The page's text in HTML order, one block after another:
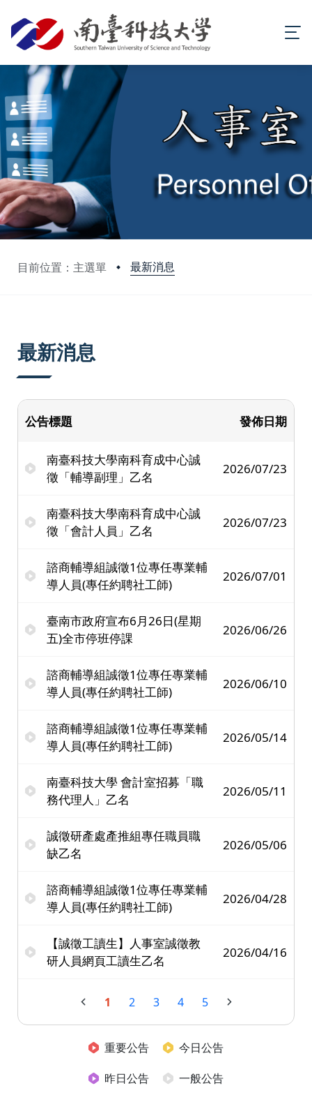
目前位置：主選單 最新消息
最新消息
公告標題 發佈日期
南臺科技大學南科育成中心誠
徵「輔導副理」乙名
2026/07/23
南臺科技大學南科育成中心誠
徵「會計人員」乙名
2026/07/23
諮商輔導組誠徵1位專任專業輔
導人員(專任約聘社工師)
2026/07/01
臺南市政府宣布6月26日(星期
五)全市停班停課
2026/06/26
諮商輔導組誠徵1位專任專業輔
導人員(專任約聘社工師)
2026/06/10
諮商輔導組誠徵1位專任專業輔
導人員(專任約聘社工師)
2026/05/14
南臺科技大學 會計室招募「職
務代理人」乙名
2026/05/11
誠徵研產處產推組專任職員職
缺乙名
2026/05/06
諮商輔導組誠徵1位專任專業輔
導人員(專任約聘社工師)
2026/04/28
【誠徵工讀生】人事室誠徵教
研人員網頁工讀生乙名
2026/04/16
1 2 3 4 5
重要公告
今日公告
昨日公告
一般公告